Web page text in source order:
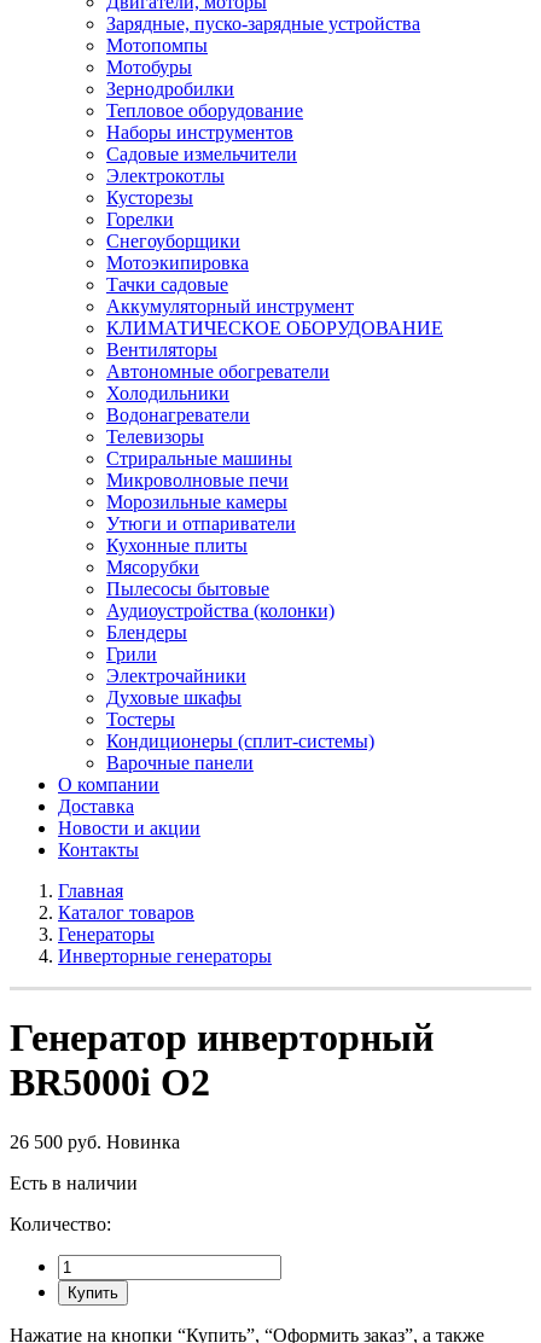
Зарядные, пуско-зарядные устройства
Мотопомпы
Мотобуры
Зернодробилки
Тепловое оборудование
Наборы инструментов
Садовые измельчители
Электрокотлы
Кусторезы
Горелки
Снегоуборщики
Мотоэкипировка
Тачки садовые
Аккумуляторный инструмент
КЛИМАТИЧЕСКОЕ ОБОРУДОВАНИЕ
Вентиляторы
Автономные обогреватели
Холодильники
Водонагреватели
Телевизоры
Стриральные машины
Микроволновые печи
Морозильные камеры
Утюги и отпариватели
Кухонные плиты
Мясорубки
Пылесосы бытовые
Аудиоустройства (колонки)
Блендеры
Грили
Электрочайники
Духовые шкафы
Тостеры
Кондиционеры (сплит-системы)
Варочные панели
О компании
Доставка
Новости и акции
Контакты
Главная
Каталог товаров
Генераторы
Инверторные генераторы
Генератор инверторный
BR5000i О2
26 500 руб. Новинка
Есть в наличии
Количество:
Купить
Нажатие на кнопки “Купить”, “Оформить заказ”, а также